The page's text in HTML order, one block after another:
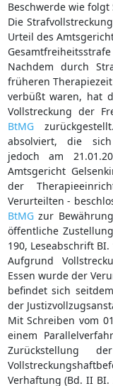
Beschwerde wie
Die
Urteil des
Nachdem durch
früheren
verbüßt waren, hat
Vollstreckung der
BtMG
absolviert, die sich
jedoch am
Amtsgericht
der
Verurteilten -
BtMGzur
öffentliche
190, Leseabschrift BI.
Aufgrund
Essen wurde der
befindet sich
der
Mit Schreiben vom
einem
Zurückstellung
Verhaftung (Bd. II BI.